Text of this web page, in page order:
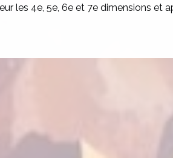
les 4e, 5e, 6e et 7e dimensions et